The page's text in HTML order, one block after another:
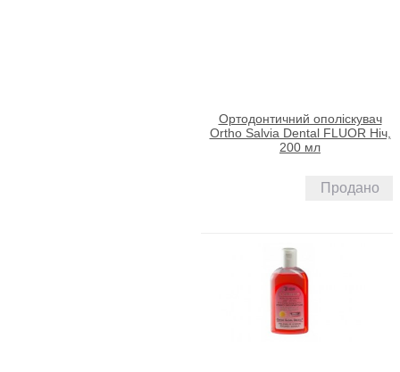
Ортодонтичний ополіскувач
Ortho Salvia Dental FLUOR Ніч,
200 мл
Продано